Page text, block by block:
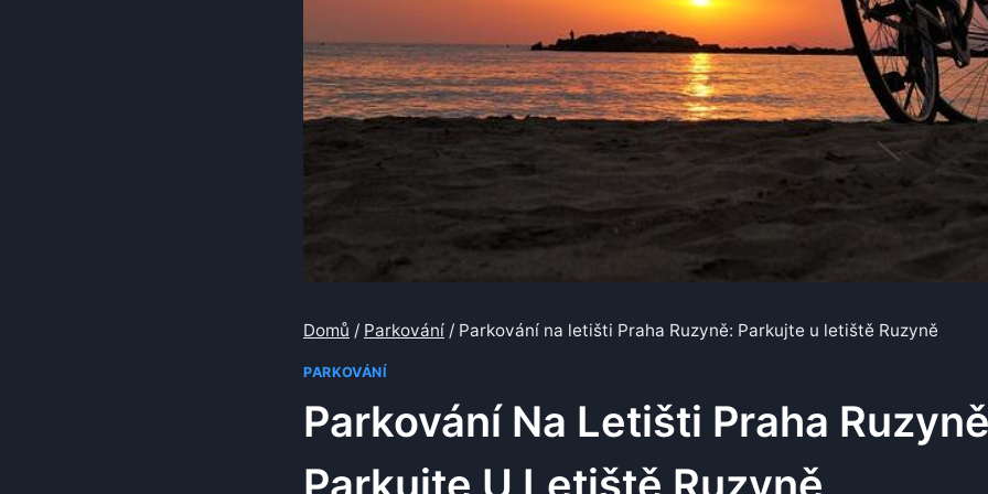
Domů / Parkování / Parkování na letišti Praha Ruzyně: Parkujte u letiště Ruzyně
PARKOVÁNÍ
Parkování Na Letišti Praha